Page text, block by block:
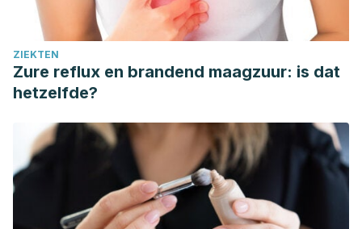
ZIEKTEN
Zure reflux en brandend maagzuur: is dat
hetzelfde?